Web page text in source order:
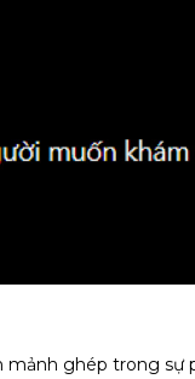
mảnh ghép trong